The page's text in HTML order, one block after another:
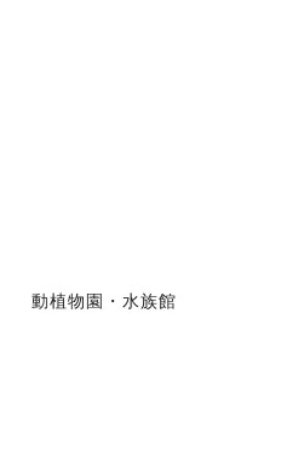
動植物園・水族館